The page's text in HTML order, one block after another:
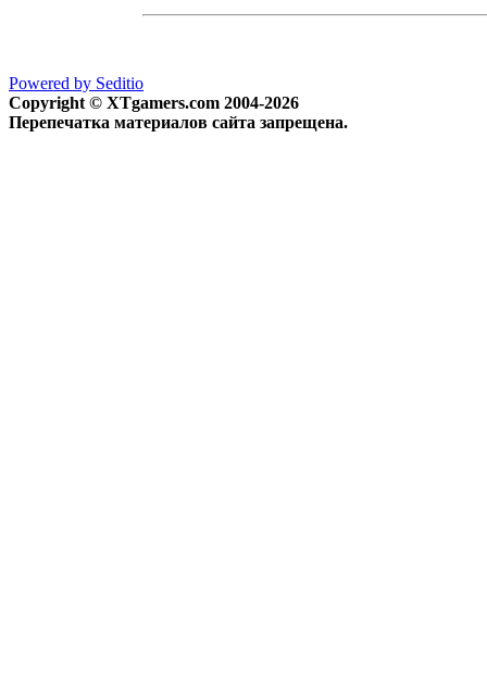
Powered by Seditio
Copyright © XTgamers.com 2004-2026
Перепечатка материалов сайта запрещена.